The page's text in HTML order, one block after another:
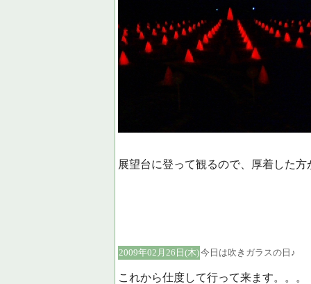
展望台に登って観るので、厚着した
2009年02月26日(木)今日は吹きガラスの日♪
これから仕度して行って来ます。。。